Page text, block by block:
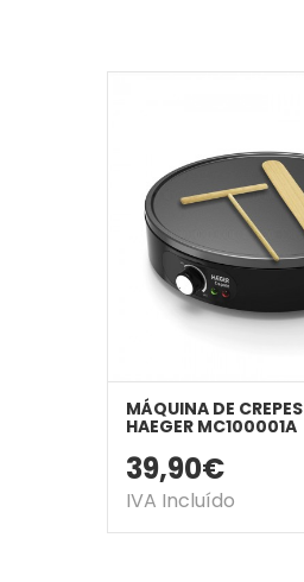
MÁQUINA DE CREPES
HAEGER MC100001A
39,90€
IVA Incluído